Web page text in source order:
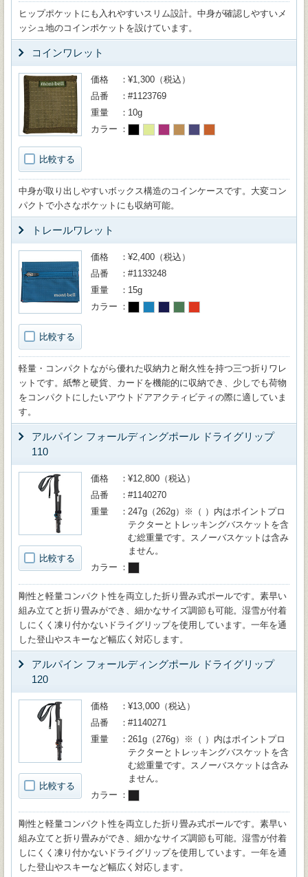
ヒップポケットにも入れやすいスリム設計。中身が確認しやすいメ
ッシュ地のコインポケットを設けています。
コインワレット
比較する
価格
¥1,300（税込）
品番
#1123769
重量
10g
カラー
中身が取り出しやすいボックス構造のコインケースです。大変コン
パクトで小さなポケットにも収納可能。
トレールワレット
比較する
価格
¥2,400（税込）
品番
#1133248
重量
15g
カラー
軽量・コンパクトながら優れた収納力と耐久性を持つ三つ折りワレ
ットです。紙幣と硬貨、カードを機能的に収納でき、少しでも荷物
をコンパクトにしたいアウトドアアクティビティの際に適していま
す。
アルパイン フォールディングポール ドライグリップ
110
比較する
価格
¥12,800（税込）
品番
#1140270
重量
247g（262g）※（ ）内はポイントプロ
テクターとトレッキングバスケットを含
む総重量です。スノーバスケットは含み
ません。
カラー
剛性と軽量コンパクト性を両立した折り畳み式ポールです。素早い
組み立てと折り畳みができ、細かなサイズ調節も可能。湿雪が付着
しにくく凍り付かないドライグリップを使用しています。一年を通
した登山やスキーなど幅広く対応します。
アルパイン フォールディングポール ドライグリップ
120
比較する
価格
¥13,000（税込）
品番
#1140271
重量
261g（276g）※（ ）内はポイントプロ
テクターとトレッキングバスケットを含
む総重量です。スノーバスケットは含み
ません。
カラー
剛性と軽量コンパクト性を両立した折り畳み式ポールです。素早い
組み立てと折り畳みができ、細かなサイズ調節も可能。湿雪が付着
しにくく凍り付かないドライグリップを使用しています。一年を通
した登山やスキーなど幅広く対応します。